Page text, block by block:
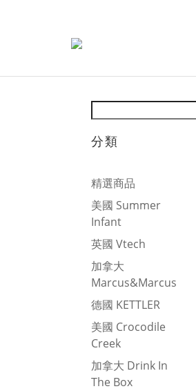
分類
精選商品
美國 Summer
Infant
英國 Vtech
加拿大
Marcus&Marcus
德國 KETTLER
美國 Crocodile
Creek
加拿大 Drink In
The Box